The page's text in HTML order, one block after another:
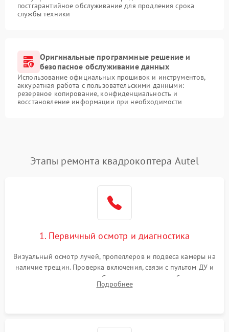
постгарантийное обслуживание для продления срока
службы техники
Оригинальные программные решение и
безопасное обслуживание данных
Использование официальных прошивок и инструментов,
аккуратная работа с пользовательскими данными:
резервное копирование, конфиденциальность и
восстановление информации при необходимости
Этапы ремонта квадрокоптера Autel
1. Первичный осмотр и диагностика
Визуальный осмотр лучей, пропеллеров и подвеса камеры на
наличие трещин. Проверка включения, связи с пультом ДУ и
передачи видеосигнала. Считывание логов ошибок через
полетное ПО для определения характера неисправности.
Подробнее